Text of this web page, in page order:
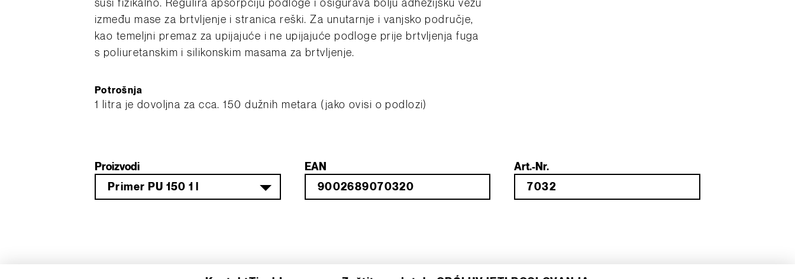
suši fizikalno. Regulira apsorpciju podloge i osigurava bolju adhezijsku vezu
između mase za brtvljenje i stranica reški. Za unutarnje i vanjsko područje,
kao temeljni premaz za upijajuće i ne upijajuće podloge prije brtvljenja fuga
s poliuretanskim i silikonskim masama za brtvljenje.
Potrošnja
​​1 litra je dovoljna za cca. 150 dužnih metara (jako ovisi o podlozi)
Proizvodi
Primer PU 150 1 l
EAN Art.-Nr.